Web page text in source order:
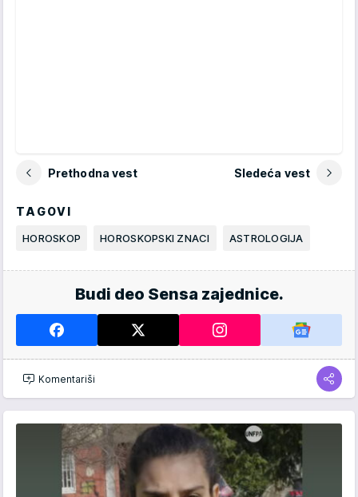
Prethodna vest Sledeća vest
TAGOVI
HOROSKOP HOROSKOPSKI ZNACI ASTROLOGIJA
Budi deo Sensa zajednice.
Komentariši